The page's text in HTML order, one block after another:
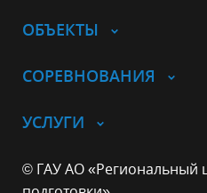
ОБЪЕКТЫ
СОРЕВНОВАНИЯ
УСЛУГИ
© ГАУ АО «Региональный